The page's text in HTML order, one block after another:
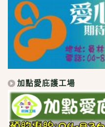
加點愛庇護工場